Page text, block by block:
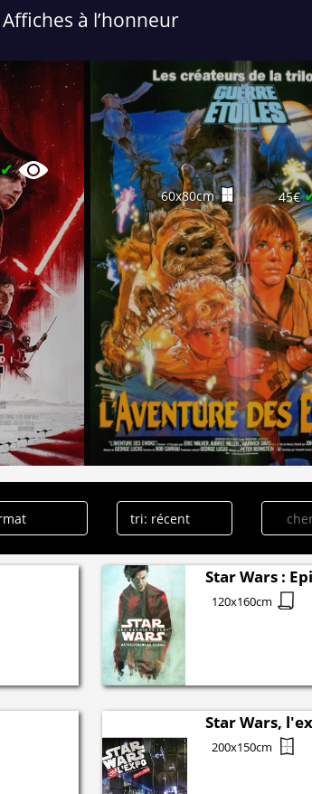
Affiches à l’honneur
✔
60x80cm 45€
Star Wars :
120x160cm
Star Wars,
200x150cm